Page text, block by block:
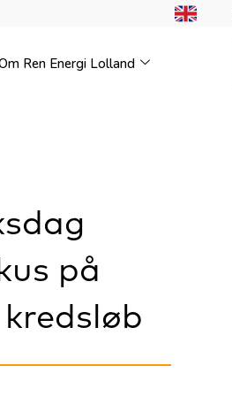
Ren Energi Lolland
på